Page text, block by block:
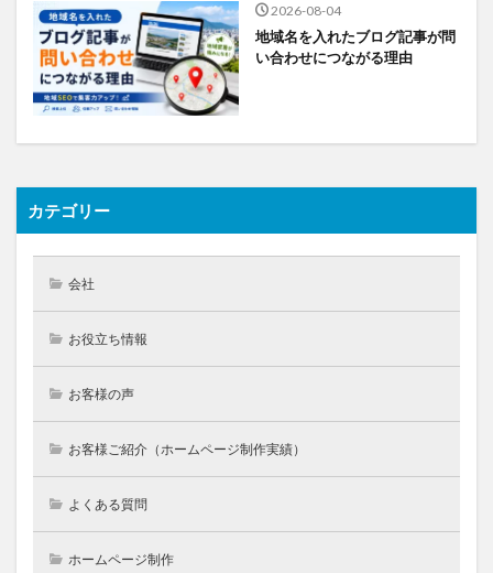
2026-08-04
地域名を入れたブログ記事が問
い合わせにつながる理由
カテゴリー
会社
お役立ち情報
お客様の声
お客様ご紹介（ホームページ制作実績）
よくある質問
ホームページ制作